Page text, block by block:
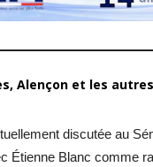
Alençon et les
discutée au
Étienne Blanc comme